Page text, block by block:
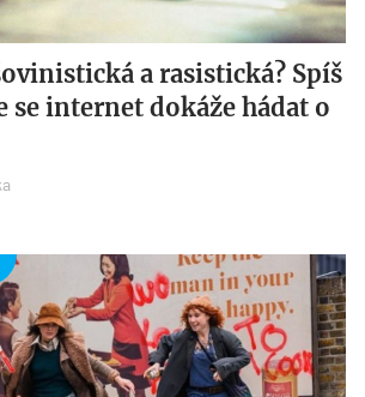
a rasistická? Spíš
se internet dokáže hádat o